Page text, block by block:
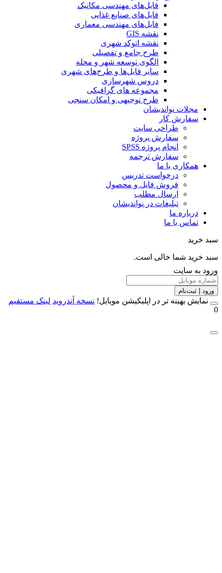
فایل‌های مهندسی مکانیک
فایل‌های صنایع غذایی
فایل‌های مهندسی معماری
نقشه GIS
نقشه اتوکد شهری
طرح جامع و تفصیلی
الگوی توسعه شهر و محله
سایر فایل‌ها و طرح‌های شهری
دروس شهرسازی
مجموعه های گرافیکی
طرح توجیهی و امکان سنجی
مجلات نواندیشان
سفارش کار
طراحی سایت
سفارش پروژه
انجام پروژه SPSS
سفارش ترجمه
همکاری با ما
درخواست تدریس
فروش فایل و محصول
ارسال مطلب
تبلیغات در نواندیشان
درباره ما
تماس با ما
خرید شما خالی است.
به سایت
| ثبت‌نام
بهینه تر در اپلیکیشن موبایل!نسخه آندروید لینک مستقیم